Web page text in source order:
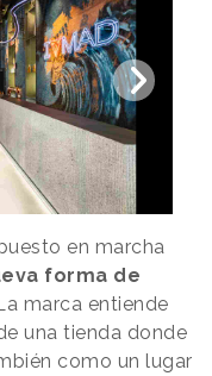
en marcha
forma de
marca entiende
una tienda donde
como un lugar